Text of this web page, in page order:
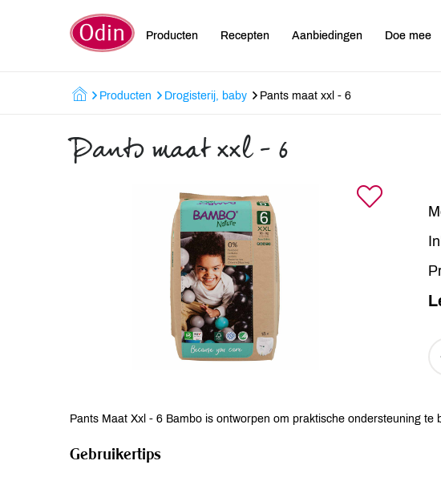
Producten Recepten Aanbiedingen Doe mee
Producten Drogisterij, baby Pants maat xxl - 6
Pants maat xxl - 6
Pants Maat Xxl - 6 Bambo is ontworpen om praktische ondersteuning te
Gebruikertips